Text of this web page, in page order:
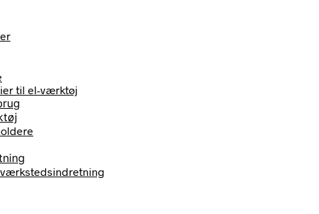
til el-værktøj